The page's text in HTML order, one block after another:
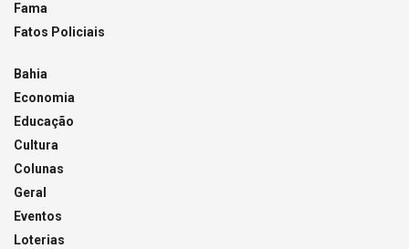
Fama
Fatos Policiais
Bahia
Economia
Educação
Cultura
Colunas
Geral
Eventos
Loterias